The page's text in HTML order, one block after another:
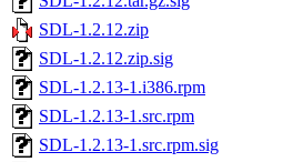
SDL-1.2.12.zip
SDL-1.2.12.zip.sig
SDL-1.2.13-1.i386.rpm
SDL-1.2.13-1.src.rpm
SDL-1.2.13-1.src.rpm.sig